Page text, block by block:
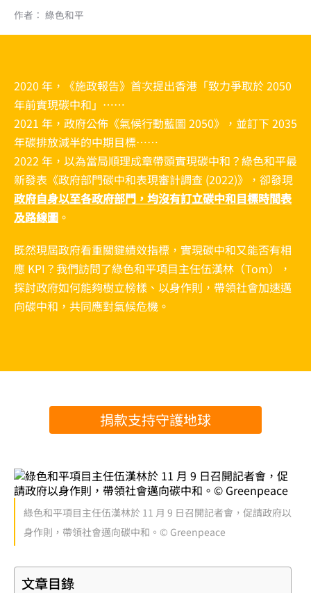
作者： 綠色和平
2020 年，《施政報告》首次提出香港「致力爭取於 2050
年前實現碳中和」……
2021 年，政府公佈《氣候行動藍圖 2050》，並訂下 2035
年碳排放減半的中期目標……
2022 年，以為當局順理成章帶頭實現碳中和？綠色和平最
新發表《政府部門碳中和表現審計調查 (2022)》，卻發現
政府自身以至各政府部門，均沒有訂立碳中和目標時間表
及路線圖 。
既然現屆政府看重關鍵績效指標，實現碳中和又能否有相
應 KPI？我們訪問了綠色和平項目主任伍漢林（Tom），
探討政府如何能夠樹立榜樣、以身作則，帶領社會加速邁
向碳中和，共同應對氣候危機。
捐款支持守護地球
綠色和平項目主任伍漢林於 11 月 9 日召開記者會，促請政府以
身作則，帶領社會邁向碳中和。© Greenpeace
文章目錄